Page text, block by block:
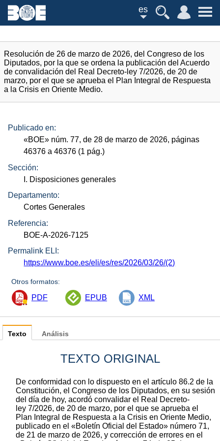
es
Resolución de 26 de marzo de 2026, del Congreso de los
Diputados, por la que se ordena la publicación del Acuerdo
de convalidación del Real Decreto-ley 7/2026, de 20 de
marzo, por el que se aprueba el Plan Integral de Respuesta
a la Crisis en Oriente Medio.
Publicado en:
«BOE» núm. 77, de 28 de marzo de 2026, páginas
46376 a 46376 (1 pág.)
Sección:
I. Disposiciones generales
Departamento:
Cortes Generales
Referencia:
BOE-A-2026-7125
Permalink ELI:
https://www.boe.es/eli/es/res/2026/03/26/(2)
Otros formatos:
PDF EPUB XML
Texto
TEXTO ORIGINAL
De conformidad con lo dispuesto en el artículo 86.2 de la
Constitución, el Congreso de los Diputados, en su sesión
del día de hoy, acordó convalidar el Real Decreto-
ley 7/2026, de 20 de marzo, por el que se aprueba el
Plan Integral de Respuesta a la Crisis en Oriente Medio,
publicado en el «Boletín Oficial del Estado» número 71,
de 21 de marzo de 2026, y corrección de errores en el
Análisis